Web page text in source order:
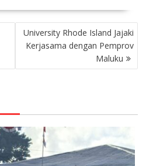
University Rhode Island Jajaki
Kerjasama dengan Pemprov
Maluku